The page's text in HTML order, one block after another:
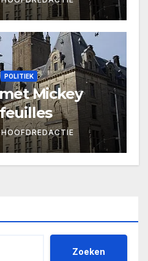
POLITIEK
Mickey
HOOFDREDACTIE
Zoeken